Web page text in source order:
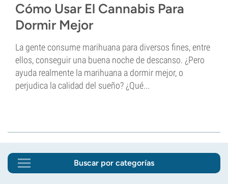
Cómo Usar El Cannabis Para
Dormir Mejor
La gente consume marihuana para diversos fines, entre
ellos, conseguir una buena noche de descanso. ¿Pero
ayuda realmente la marihuana a dormir mejor, o
perjudica la calidad del sueño? ¿Qué...
Buscar por categorías